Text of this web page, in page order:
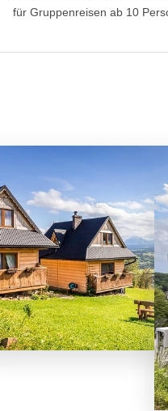
für Gruppenreisen ab 10